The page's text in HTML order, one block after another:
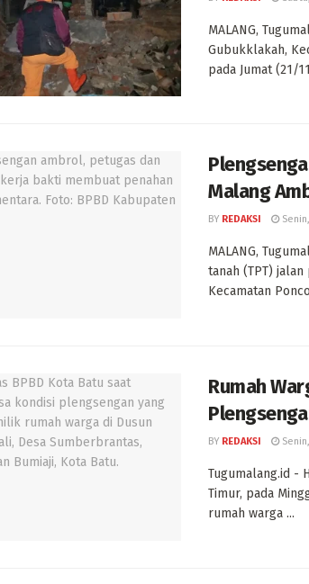
MALANG,
Gubukklakah,
pada Jumat (21/
Malang
BY REDAKSI
MALANG,
tanah (TPT)
Kecamatan
Rumah
BY REDAKSI
Tugumalang.id -
Timur, pada
rumah warga ...